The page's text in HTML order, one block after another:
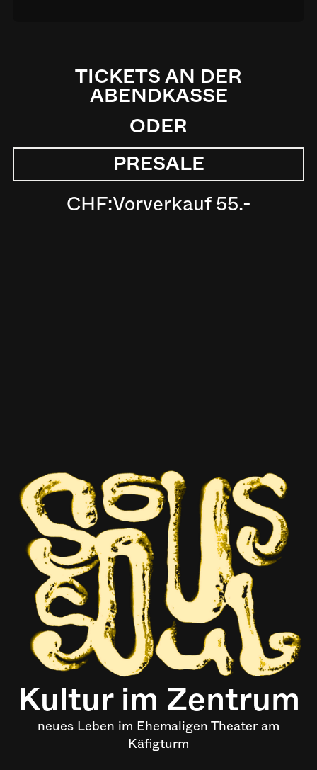
TICKETS AN DER
ABENDKASSE
ODER
PRESALE
CHF:Vorverkauf 55.-
Kultur im Zentrum
neues Leben im Ehemaligen Theater am
Käfigturm